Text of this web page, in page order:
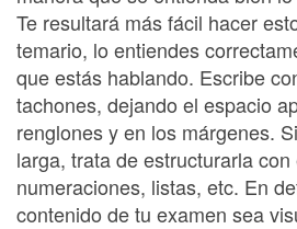
Te resultará más fácil hacer
temario, lo entiendes
que estás hablando. Escribe
tachones, dejando el espacio
renglones y en los márgenes.
larga, trata de estructurarla
numeraciones, listas, etc. En
contenido de tu examen sea